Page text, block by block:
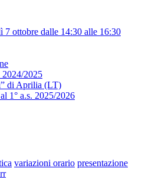
ottobre dalle 14:30 alle 16:30
2024/2025
di Aprilia (LT)
1° a.s. 2025/2026
variazioni orario presentazione